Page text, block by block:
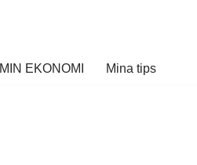
MIN EKONOMI Mina tips